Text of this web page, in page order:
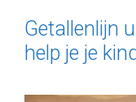
Getallenlijn
help je je